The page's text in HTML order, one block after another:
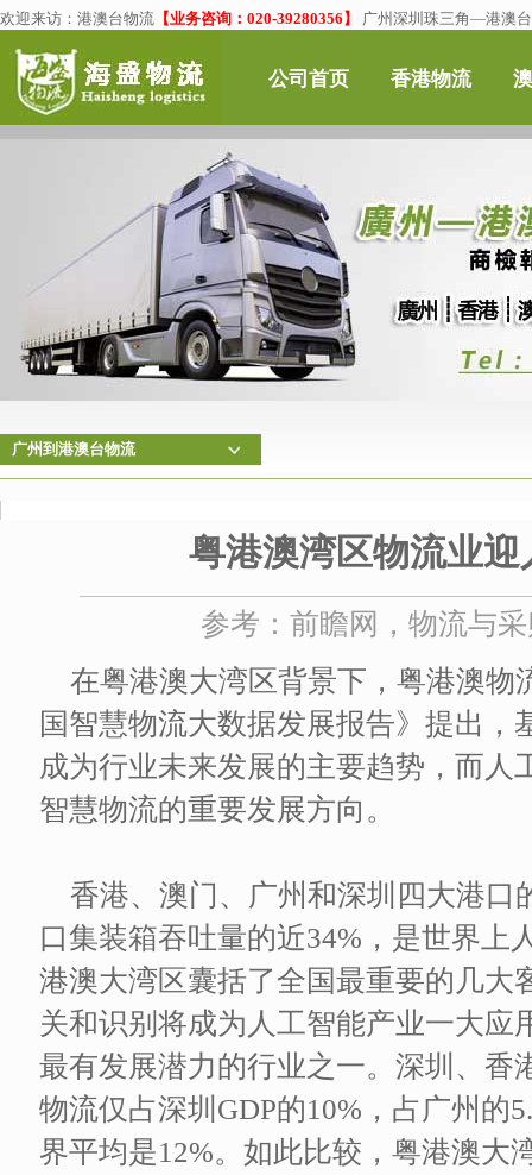
欢迎来访： 港澳台物流 【业务咨询：020-39280356】 广州深圳珠三角—港澳
公司首页 香港物流
广州到港澳台物流
粤港澳湾区物流业
参考：前瞻网，物流与
在粤港澳大湾区背景下，粤港澳物
国智慧物流大数据发展报告》提出，
成为行业未来发展的主要趋势，而人
智慧物流的重要发展方向。
香港、澳门、广州和深圳四大港口
口集装箱吞吐量的近34%，是世界上
港澳大湾区囊括了全国最重要的几大
关和识别将成为人工智能产业一大应
最有发展潜力的行业之一。深圳、香
物流仅占深圳GDP的10%，占广州的
界平均是12%。如此比较，粤港澳大